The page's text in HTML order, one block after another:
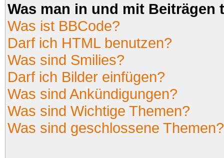
Was man in und mit Beiträgen
Was ist BBCode?
Darf ich HTML benutzen?
Was sind Smilies?
Darf ich Bilder einfügen?
Was sind Ankündigungen?
Was sind Wichtige Themen?
Was sind geschlossene Themen?